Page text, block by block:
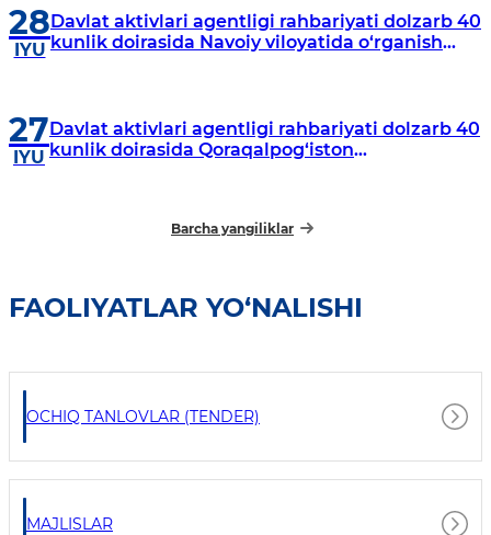
28
IYU
Davlat aktivlari agentligi rahbariyati dolzarb 40
kunlik doirasida Navoiy viloyatida o‘rganish
27
IYU
Davlat aktivlari agentligi rahbariyati dolzarb 40
kunlik doirasida Qoraqalpog‘iston
Barcha yangiliklar
FAOLIYATLAR YO‘NALISHI
OCHIQ TANLOVLAR (TENDER)
MAJLISLAR